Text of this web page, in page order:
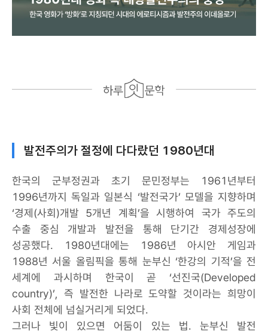
발전주의가 절정에 다다랐던 1980년대
한국의 군부정권과 초기 문민정부는 1961년부터
1996년까지 독일과 일본식 ‘발전국가’ 모델을 지향하며
‘경제(사회)개발 5개년 계획’을 시행하여 국가 주도의
수출 중심 개발과 발전을 통해 단기간 경제성장에
성공했다. 1980년대에는 1986년 아시안 게임과
1988년 서울 올림픽을 통해 눈부신 ‘한강의 기적’을 전
세계에 과시하며 한국이 곧 ‘선진국(Developed
country)’, 즉 발전한 나라로 도약할 것이라는 희망이
사회 전체에 넘실거리게 되었다.
그러나 빛이 있으면 어둠이 있는 법. 눈부신 발전